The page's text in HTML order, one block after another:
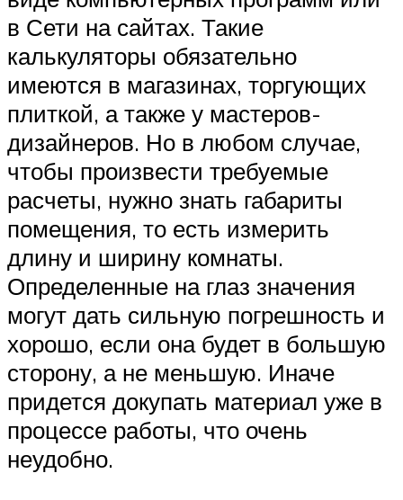
в Сети на сайтах. Такие
калькуляторы обязательно
имеются в магазинах, торгующих
плиткой, а также у мастеров-
дизайнеров. Но в любом случае,
чтобы произвести требуемые
расчеты, нужно знать габариты
помещения, то есть измерить
длину и ширину комнаты.
Определенные на глаз значения
могут дать сильную погрешность и
хорошо, если она будет в большую
сторону, а не меньшую. Иначе
придется докупать материал уже в
процессе работы, что очень
неудобно.